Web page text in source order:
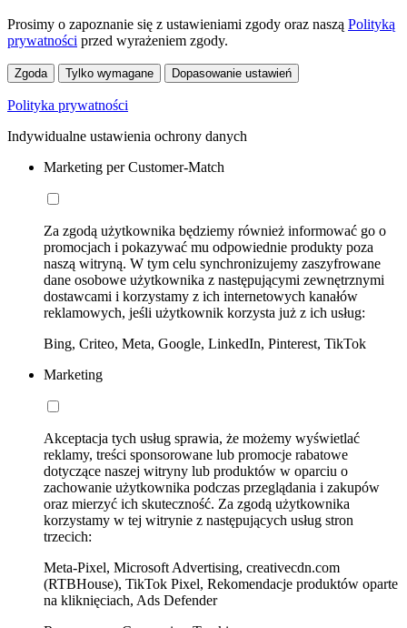
Prosimy o zapoznanie się z ustawieniami zgody oraz naszą Polityką
prywatności przed wyrażeniem zgody.
Zgoda Tylko wymagane Dopasowanie ustawień
Polityka prywatności
Indywidualne ustawienia ochrony danych
Marketing per Customer-Match
Za zgodą użytkownika będziemy również informować go o
promocjach i pokazywać mu odpowiednie produkty poza
naszą witryną. W tym celu synchronizujemy zaszyfrowane
dane osobowe użytkownika z następującymi zewnętrznymi
dostawcami i korzystamy z ich internetowych kanałów
reklamowych, jeśli użytkownik korzysta już z ich usług:
Bing, Criteo, Meta, Google, LinkedIn, Pinterest, TikTok
Marketing
Akceptacja tych usług sprawia, że możemy wyświetlać
reklamy, treści sponsorowane lub promocje rabatowe
dotyczące naszej witryny lub produktów w oparciu o
zachowanie użytkownika podczas przeglądania i zakupów
oraz mierzyć ich skuteczność. Za zgodą użytkownika
korzystamy w tej witrynie z następujących usług stron
trzecich:
Meta-Pixel, Microsoft Advertising, creativecdn.com
(RTBHouse), TikTok Pixel, Rekomendacje produktów oparte
na kliknięciach, Ads Defender